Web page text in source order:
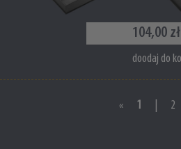
104,00 zł
doodaj do
« 1 2